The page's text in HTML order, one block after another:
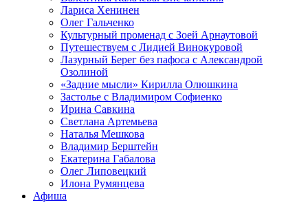
Лариса Хенинен
Олег Гальченко
Культурный променад с Зоей Арнаутовой
Путешествуем с Лидией Винокуровой
Лазурный Берег без пафоса с Александрой
Озолиной
«Задние мысли» Кирилла Олюшкина
Застолье с Владимиром Софиенко
Ирина Савкина
Светлана Артемьева
Наталья Мешкова
Владимир Берштейн
Екатерина Габалова
Олег Липовецкий
Илона Румянцева
Афиша